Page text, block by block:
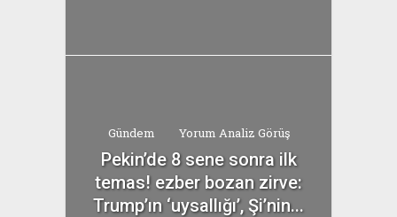
Gündem Yorum Analiz Görüş
Pekin’de 8 sene sonra ilk
temas! ezber bozan zirve:
Trump’ın ‘uysallığı’, Şi’nin...